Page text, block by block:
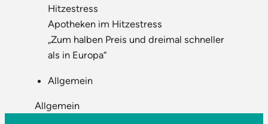
Hitzestress
Apotheken im Hitzestress
„Zum halben Preis und dreimal schneller
als in Europa“
Allgemein
Allgemein